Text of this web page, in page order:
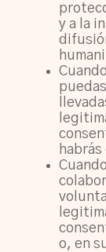
y a la
o, en